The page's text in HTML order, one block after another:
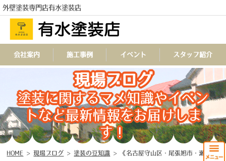
外壁塗装専門店有水塗装店
TEL
会社案内 施工事例 イベント スタッフ紹介
現場ブログ
塗装に関するマメ知識やイベン
トなど最新情報をお届けしま
す！
HOME >現場ブログ > 塗装の豆知識 > 《名古屋守山区・尾張旭市・瀬戸市》外壁塗装による高圧洗浄の重要性とは？